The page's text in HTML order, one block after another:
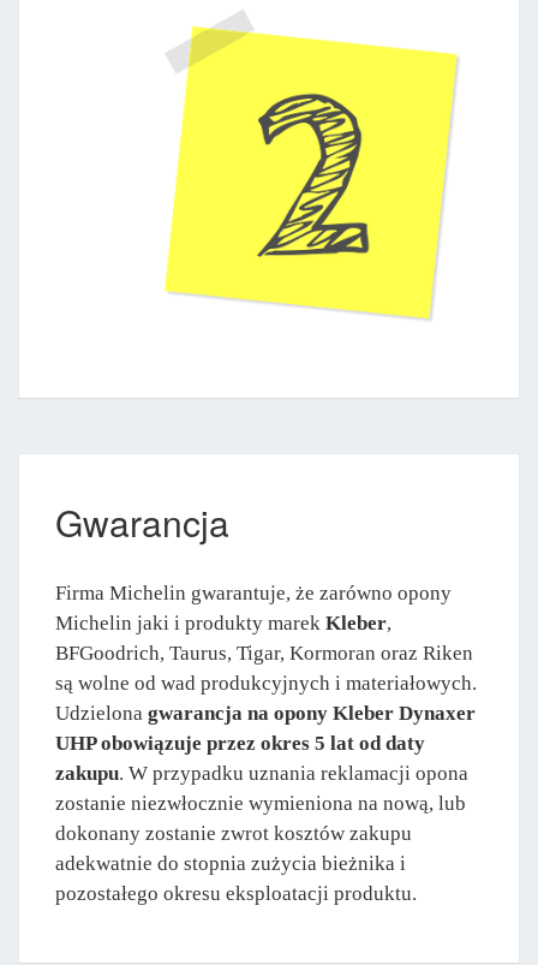
Gwarancja
Firma Michelin gwarantuje, że zarówno opony
Michelin jaki i produkty marek Kleber,
BFGoodrich, Taurus, Tigar, Kormoran oraz Riken
są wolne od wad produkcyjnych i materiałowych.
Udzielona gwarancja na opony Kleber Dynaxer
UHP obowiązuje przez okres 5 lat od daty
zakupu. W przypadku uznania reklamacji opona
zostanie niezwłocznie wymieniona na nową, lub
dokonany zostanie zwrot kosztów zakupu
adekwatnie do stopnia zużycia bieżnika i
pozostałego okresu eksploatacji produktu.